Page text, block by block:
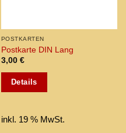
POSTKARTEN
Postkarte DIN Lang
3,00 €
Details
inkl. 19 % MwSt.